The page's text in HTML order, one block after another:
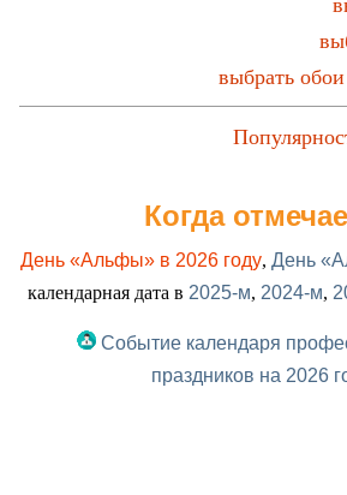
выбрать
Когда
День «Альфы» в 2026 году, День
календарная дата в 2025-м, 2024-м,
Событие календаря
праздников на 2026